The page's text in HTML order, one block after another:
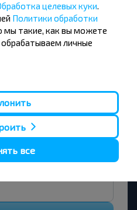
акции, скидки и
INFOBUS.
новостей и
целевых куки.
Политики обработки
мы такие, как вы можете
личные
все